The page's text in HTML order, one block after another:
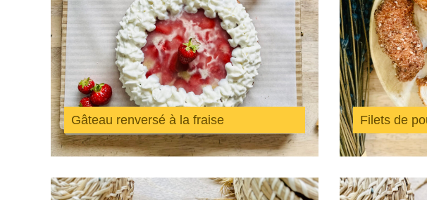
Gâteau renversé à la fraise Filets de